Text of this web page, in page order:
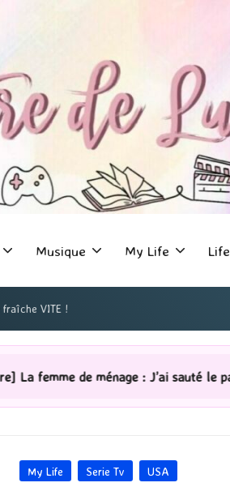
Musique My Life
VITE !
: J’ai sauté le pas !
Posted
My Life Serie Tv USA